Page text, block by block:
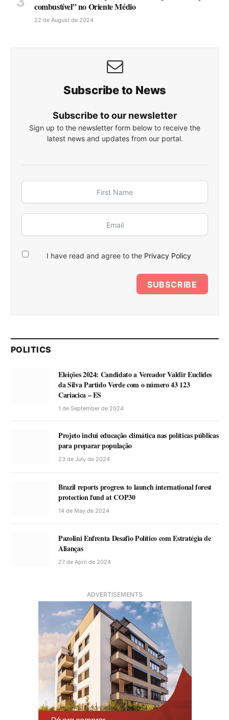
combustível” no Oriente Médio
22 de August de 2024
Subscribe to News
Subscribe to our newsletter
Sign up to the newsletter form below to receive the
latest news and updates from our portal.
I have read and agree to the Privacy Policy
SUBSCRIBE
POLITICS
Eleições 2024: Candidato a Vereador Valdir Euclides
da Silva Partido Verde com o número 43 123
Cariacica – ES
1 de September de 2024
Projeto inclui educação climática nas políticas públicas
para preparar população
23 de July de 2024
Brazil reports progress to launch international forest
protection fund at COP30
14 de May de 2024
Pazolini Enfrenta Desafio Político com Estratégia de
Alianças
27 de April de 2024
ADVERTISEMENTS